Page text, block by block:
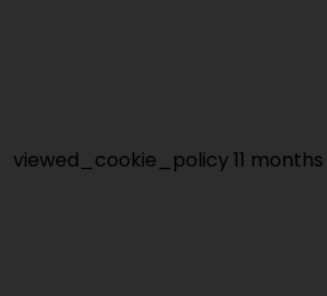
viewed_cookie_policy11 months